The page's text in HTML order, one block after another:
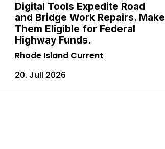
Digital Tools Expedite Road
and Bridge Work Repairs. Make
Them Eligible for Federal
Highway Funds.
Rhode Island Current
20. Juli 2026